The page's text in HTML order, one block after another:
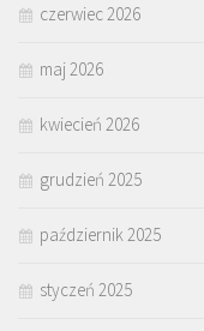
czerwiec 2026
maj 2026
kwiecień 2026
grudzień 2025
październik 2025
styczeń 2025